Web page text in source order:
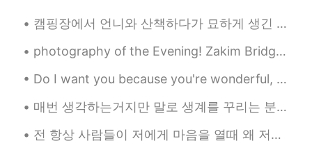
It's beautiful ❣
캠핑장에서 언니와 산책하다가 묘하게 생긴 버섯을 관찰하려고 잠깐 멈췄는데 뒤에서 "excuse me"라고 말하는 한 여자의 목소리가 들렸다 버섯 건들지 말라고 혼날 줄 알았는...
photography of the Evening! Zakim Bridge sunset as seen from the new Langone Park in the North En...
Do I want you because you're wonderful, Or are you wonderful because I want you? Are you the swee...
매번 생각하는거지만 말로 생계를 꾸리는 분들이 정말 존경스러워요 소설가 어나운서 스포츠캐스터 등등 지금 아빠랑 경기 보고 있는데 한국 스포츠캐스터의 나레이션으로 듣고 있다가...
전 항상 사람들이 저에게 마음을 열때 왜 저를 신뢰하는지 궁금해요 지난 1주일동안 여기서도 저에게 고민이 있다고 연락 주신 분 4명이 있었어요 다 인간관계 문제에 대해 이야...